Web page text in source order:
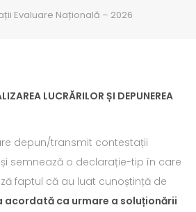
Evaluare Națională – 2026
LUCRĂRILOR ȘI DEPUNEREA
depun/transmit contestații
semnează o declarație-tip în care
faptul că au luat cunoștință de
acordată ca urmare a soluționării